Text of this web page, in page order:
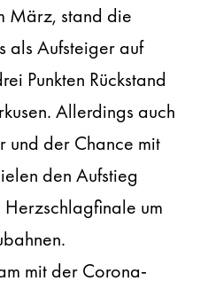
März, stand die
als Aufsteiger auf
Punkten Rückstand
Allerdings auch
und der Chance mit
den Aufstieg
um
mit der Corona-